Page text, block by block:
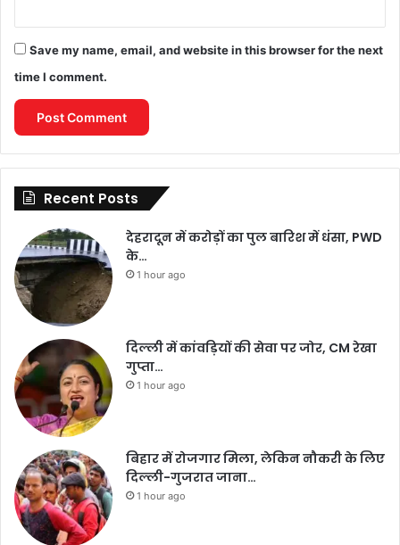
Save my name, email, and website in this browser for the next
time I comment.
Recent Posts
देहरादून में करोड़ों का पुल बारिश में धंसा, PWD
के…
1 hour ago
दिल्ली में कांवड़ियों की सेवा पर जोर, CM रेखा
गुप्ता…
1 hour ago
बिहार में रोजगार मिला, लेकिन नौकरी के लिए
दिल्ली-गुजरात जाना…
1 hour ago